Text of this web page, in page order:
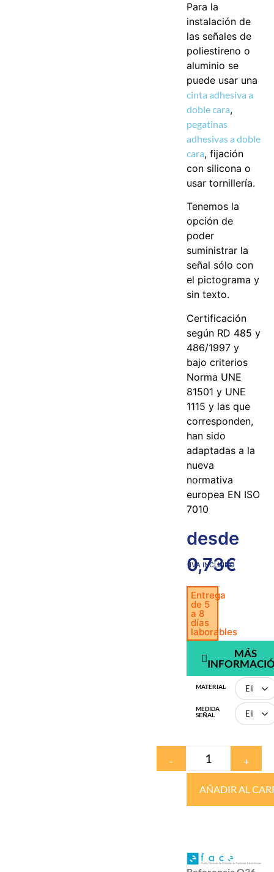
Para la
instalación de
las señales de
poliestireno o
aluminio se
puede usar una
cinta adhesiva a
doble cara,
pegatinas
adhesivas a doble
cara, fijación
con silicona o
usar tornillería.
Tenemos la
opción de
poder
suministrar la
señal sólo con
el pictograma y
sin texto.
Certificación
según RD 485 y
486/1997 y
bajo criterios
Norma UNE
81501 y UNE
1115 y las que
corresponden,
han sido
adaptadas a la
nueva
normativa
europea EN ISO
7010
desde
0,73€
IVA INCLUIDO
Entrega
de 5
a 8
días
laborables
MÁS
MATERIAL
MEDIDA
SEÑAL
- +
AÑADIR AL